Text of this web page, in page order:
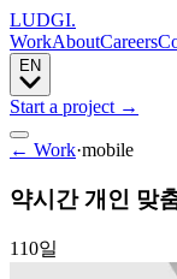
LUDGI.
WorkAboutCareers
EN
Start a project →
← Work·mobile
약시간 개인 맞
110일